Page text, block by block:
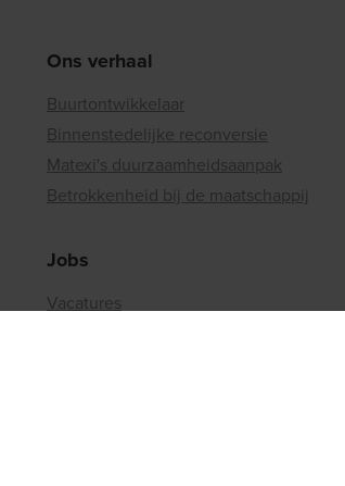
Ons verhaal
Buurtontwikkelaar
Binnenstedelijke reconversie
Matexi's duurzaamheidsaanpak
Betrokkenheid bij de maatschappij
Jobs
Vacatures